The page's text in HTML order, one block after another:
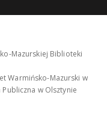
Mazurskiej Biblioteki
Warmińsko-Mazurski w
w Olsztynie